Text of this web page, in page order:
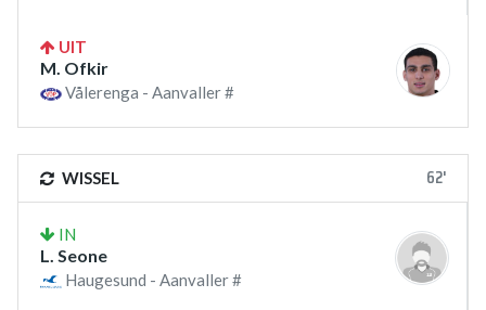
UIT
M. Ofkir
Vålerenga - Aanvaller #
WISSEL 62'
IN
L. Seone
Haugesund - Aanvaller #